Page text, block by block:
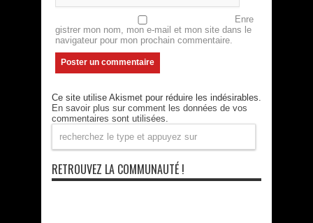
Enre
gistrer mon nom, mon e-mail et mon site dans le
navigateur pour mon prochain commentaire.
Ce site utilise Akismet pour réduire les indésirables.
En savoir plus sur comment les données de vos
commentaires sont utilisées
RETROUVEZ LA COMMUNAUTÉ !